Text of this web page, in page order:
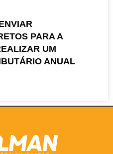
PARA A
UM
ANUAL